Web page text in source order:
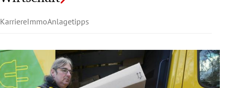
KarriereImmoAnlagetipps